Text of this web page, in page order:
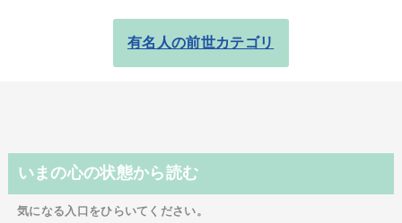
有名人の前世カテゴリ
いまの心の状態から読む
気になる入口をひらいてください。